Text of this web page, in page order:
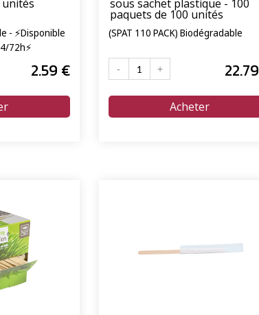
unités
- ⚡Disponible
72h⚡
2.59 €
sous sachet plastique - 100
paquets de 100 unités
(SPAT 110 PACK) Biodégradable
22.79